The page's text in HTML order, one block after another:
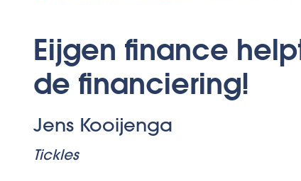
Eijgen finance
de financiering!
Jens Kooijenga
Tickles